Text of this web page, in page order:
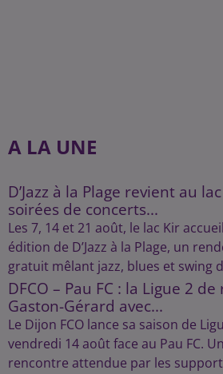
A LA UNE
D’Jazz à la Plage revient au
soirées de concerts...
Les 7, 14 et 21 août, le lac Kir
édition de D’Jazz à la Plage, un
gratuit mêlant jazz, blues et swing
DFCO – Pau FC : la Ligue 2
Gaston-Gérard avec...
Le Dijon FCO lance sa saison de
vendredi 14 août face au Pau FC.
rencontre attendue par les